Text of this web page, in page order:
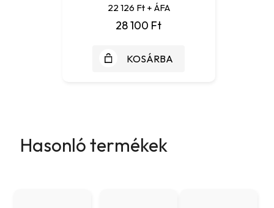
22 126 Ft + ÁFA
28 100 Ft
KOSÁRBA
Hasonló termékek